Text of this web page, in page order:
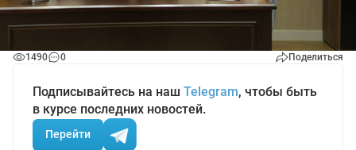
1490 0 Поделиться
Подписывайтесь на наш Telegram, чтобы быть
в курсе последних новостей.
Перейти